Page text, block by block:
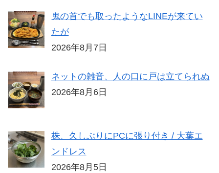
鬼の首でも取ったようなLINEが来てい
たが
2026年8月7日
ネットの雑音、人の口に戸は立てられぬ
2026年8月6日
株、久しぶりにPCに張り付き / 大葉エ
ンドレス
2026年8月5日